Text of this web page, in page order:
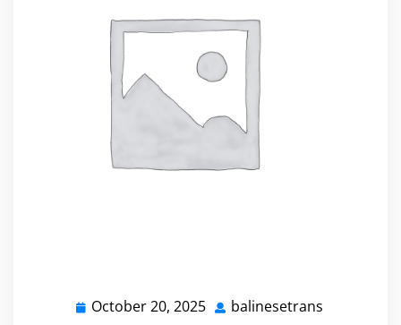
October 20, 2025 October
balinesetrans